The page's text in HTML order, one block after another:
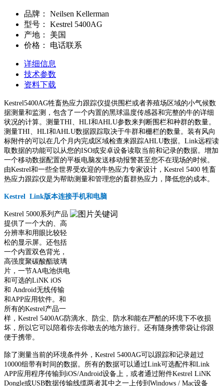
品牌：
Neilsen Kellerman
型号：
Kestrel 5400AG
产地：
美国
价格：
电话联系
详细信息
技术参数
资料下载
Kestrel5400AG牲畜热应力跟踪仪提供围栏或者养殖场区域的小气候数
据测量和监测，包含了一个内置的黑球温度传感器和完整的牛的详细
状况的计算。测量THI、HLI和AHLU参数来判断围栏和种群的数量。
测量THI、HLI和AHLU数据跟踪取决于牛群和栅栏的数量。装有风向
标附件的可以在几个月内完成区域检查来跟踪AHLU数据。Link远程读
取数据的功能可以从您的ISO或安卓设备读取当前和记录的数据。增加
一个移动数据配置的平板电脑发送移动报警甚至您不在现场的时候。
由Kestrel和一些全世界受欢迎的牛热应力专家设计，Kestrel 5400 牲畜
热应力跟踪仪是为帮助测量和管理您的畜群热应力，降低您的成本。
Kestrel Link版本连接手机和电脑
Kestrel 5000系列产品
提供了一个大的、高
分辨率和用眼比较轻
松的显示屏。还包括
一个内置双色背光，
高强度聚碳酸酯玻璃
片，一节AA电池供电
和可选的LiNK iOS
和 Android无线传输
和APP应用软件。和
所有的Kestrel产品一
样，Kestrel 5400AG防滴水、防尘、防水和能在严酷的环境下不收损
坏，所以它可以陪着你去你敢去的地方旅行。还有随身携带袋让你跟
便于携带。
除了测量当前的环境条件外，Kestrel 5400AG可以跟踪和记录超过
10000组带有时间的数据。所有的数据可以通过Link可选配件和Link
APP应用程序传输到iOS/Android设备上，或者通过附件Kestrel LiNK
Dongle或USB数据传输线缆两者其中之一上传到Windows / Mac设备